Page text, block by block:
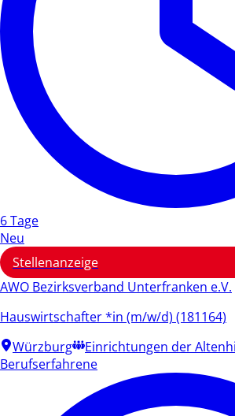
6 Tage
Neu
Stellenanzeige
AWO Bezirksverband Unterfranken e.V.
Hauswirtschafter *in (m/w/d) (181164)
Würzburg
Einrichtungen der
Berufserfahrene